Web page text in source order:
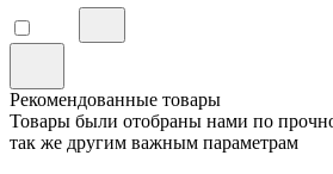
Рекомендованные товары
Товары были отобраны нами по
так же другим важным параметрам